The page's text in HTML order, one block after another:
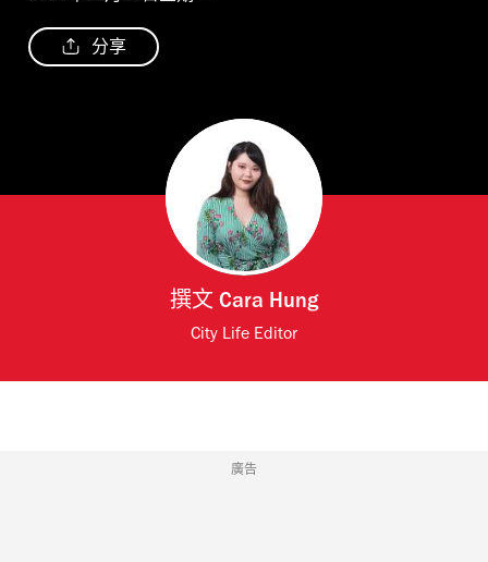
分享
撰文 Cara Hung
City Life Editor
廣告